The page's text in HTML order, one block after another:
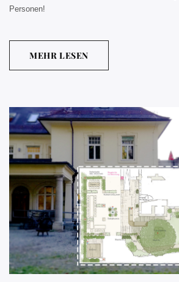
Personen!
MEHR LESEN